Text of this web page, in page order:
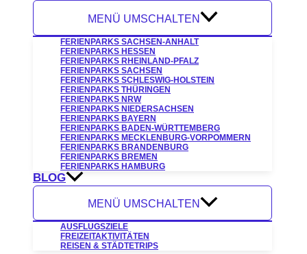
MENÜ UMSCHALTEN
FERIENPARKS SACHSEN-ANHALT
FERIENPARKS HESSEN
FERIENPARKS RHEINLAND-PFALZ
FERIENPARKS SACHSEN
FERIENPARKS SCHLESWIG-HOLSTEIN
FERIENPARKS THÜRINGEN
FERIENPARKS NRW
FERIENPARKS NIEDERSACHSEN
FERIENPARKS BAYERN
FERIENPARKS BADEN-WÜRTTEMBERG
FERIENPARKS MECKLENBURG-VORPOMMERN
FERIENPARKS BRANDENBURG
FERIENPARKS BREMEN
FERIENPARKS HAMBURG
BLOG
MENÜ UMSCHALTEN
AUSFLUGSZIELE
FREIZEITAKTIVITÄTEN
REISEN & STÄDTETRIPS